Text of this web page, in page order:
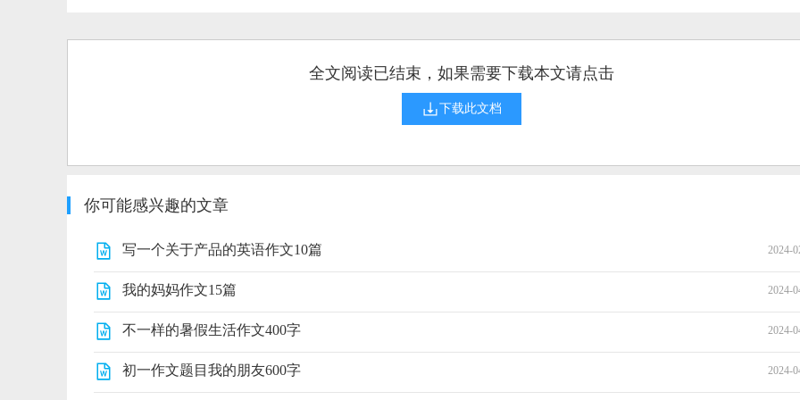
全文阅读已结束，如果需要下载本文请点击
下载此文档
你可能感兴趣的文章
写一个关于产品的英语作文10篇 2024-
我的妈妈作文15篇 2024-
不一样的暑假生活作文400字 2024-
初一作文题目我的朋友600字 2024-